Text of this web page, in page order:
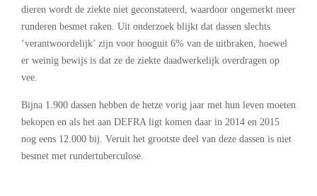
dieren wordt de ziekte niet geconstateerd, waardoor ongemerkt meer
runderen besmet raken. Uit onderzoek blijkt dat dassen slechts
‘verantwoordelijk’ zijn voor hooguit 6% van de uitbraken, hoewel
er weinig bewijs is dat ze de ziekte daadwerkelijk overdragen op
vee.
Bijna 1.900 dassen hebben de hetze vorig jaar met hun leven moeten
bekopen en als het aan DEFRA ligt komen daar in 2014 en 2015
nog eens 12.000 bij. Veruit het grootste deel van deze dassen is niet
besmet met rundertuberculose.